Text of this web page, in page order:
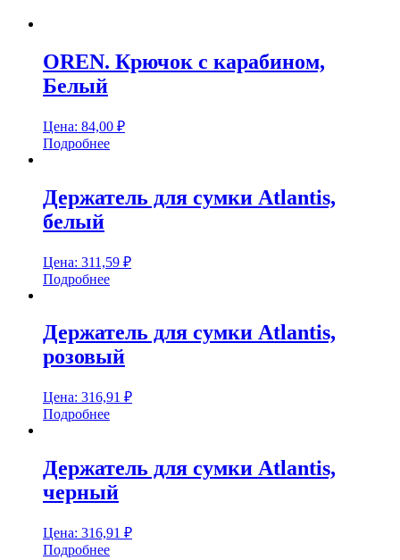
OREN. Крючок с карабином,
Белый
Цена: 84,00 ₽
Подробнее
Держатель для сумки Atlantis,
белый
Цена: 311,59 ₽
Подробнее
Держатель для сумки Atlantis,
розовый
Цена: 316,91 ₽
Подробнее
Держатель для сумки Atlantis,
черный
Цена: 316,91 ₽
Подробнее